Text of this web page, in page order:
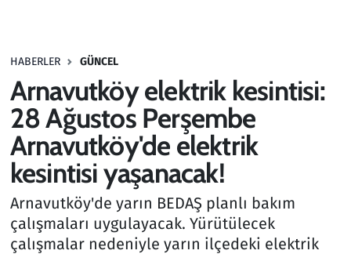
HABERLER GÜNCEL
Arnavutköy elektrik kesintisi:
28 Ağustos Perşembe
Arnavutköy'de elektrik
kesintisi yaşanacak!
Arnavutköy'de yarın BEDAŞ planlı bakım
çalışmaları uygulayacak. Yürütülecek
çalışmalar nedeniyle yarın ilçedeki elektrik
Haber
Kültür Sanat
Kurumsal Haberler
Lezzet Durağı
Memur ve Kamu